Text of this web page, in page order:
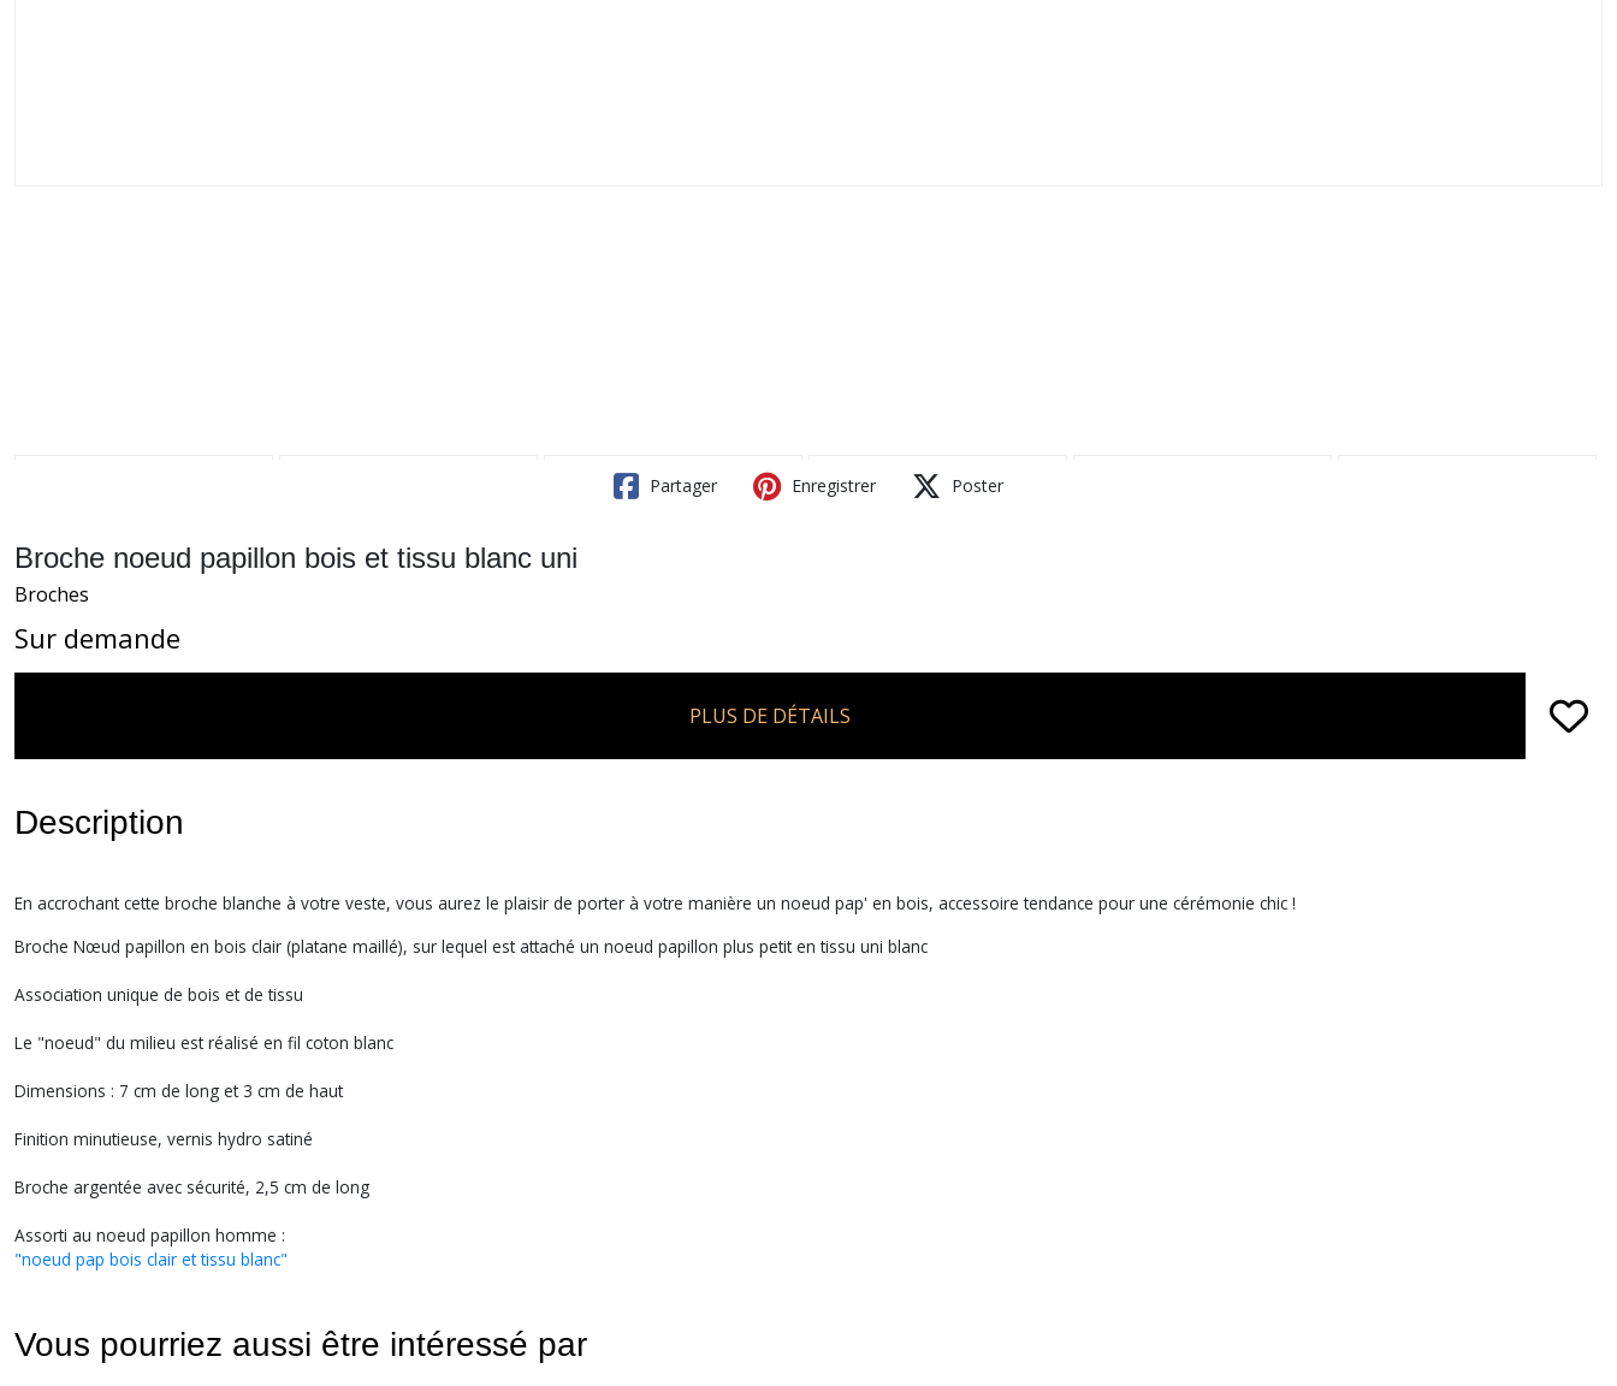
Partager Enregistrer Poster
Broche noeud papillon bois et tissu blanc uni
Broches
Sur demande
PLUS DE DÉTAILS
Description
En accrochant cette broche blanche à votre veste, vous aurez le plaisir de porter à votre manière un noeud pap' en bois, accessoire tendance pour une cérémonie chic !
Broche Nœud papillon en bois clair (platane maillé), sur lequel est attaché un noeud papillon plus petit en tissu uni blanc
Association unique de bois et de tissu
Le "noeud" du milieu est réalisé en fil coton blanc
Dimensions : 7 cm de long et 3 cm de haut
Finition minutieuse, vernis hydro satiné
Broche argentée avec sécurité, 2,5 cm de long
Assorti au noeud papillon homme :
"noeud pap bois clair et tissu blanc"
Vous pourriez aussi être intéressé par